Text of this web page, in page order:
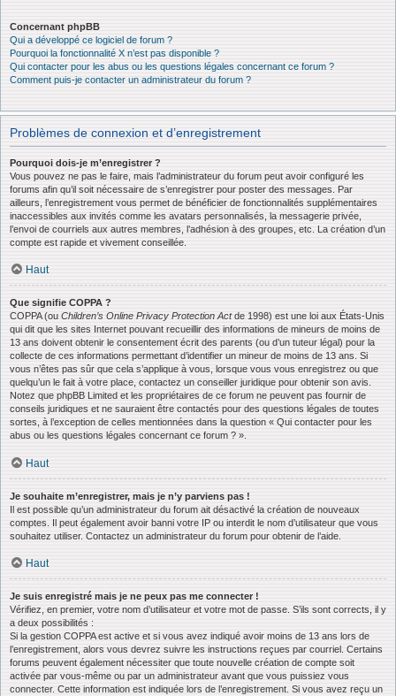
Concernant phpBB
Qui a développé ce logiciel de forum ?
Pourquoi la fonctionnalité X n’est pas disponible ?
Qui contacter pour les abus ou les questions légales concernant ce forum ?
Comment puis-je contacter un administrateur du forum ?
Problèmes de connexion et d’enregistrement
Pourquoi dois-je m’enregistrer ?
Vous pouvez ne pas le faire, mais l’administrateur du forum peut avoir configuré les
forums afin qu’il soit nécessaire de s’enregistrer pour poster des messages. Par
ailleurs, l’enregistrement vous permet de bénéficier de fonctionnalités supplémentaires
inaccessibles aux invités comme les avatars personnalisés, la messagerie privée,
l’envoi de courriels aux autres membres, l’adhésion à des groupes, etc. La création d’un
compte est rapide et vivement conseillée.
Haut
Que signifie COPPA ?
COPPA (ou Children’s Online Privacy Protection Actde 1998) est une loi aux États-Unis
qui dit que les sites Internet pouvant recueillir des informations de mineurs de moins de
13 ans doivent obtenir le consentement écrit des parents (ou d’un tuteur légal) pour la
collecte de ces informations permettant d’identifier un mineur de moins de 13 ans. Si
vous n’êtes pas sûr que cela s’applique à vous, lorsque vous vous enregistrez ou que
quelqu’un le fait à votre place, contactez un conseiller juridique pour obtenir son avis.
Notez que phpBB Limited et les propriétaires de ce forum ne peuvent pas fournir de
conseils juridiques et ne sauraient être contactés pour des questions légales de toutes
sortes, à l’exception de celles mentionnées dans la question « Qui contacter pour les
abus ou les questions légales concernant ce forum ? ».
Haut
Je souhaite m’enregistrer, mais je n’y parviens pas !
Il est possible qu’un administrateur du forum ait désactivé la création de nouveaux
comptes. Il peut également avoir banni votre IP ou interdit le nom d’utilisateur que vous
souhaitez utiliser. Contactez un administrateur du forum pour obtenir de l’aide.
Haut
Je suis enregistré mais je ne peux pas me connecter !
Vérifiez, en premier, votre nom d’utilisateur et votre mot de passe. S’ils sont corrects, il y
a deux possibilités :
Si la gestion COPPA est active et si vous avez indiqué avoir moins de 13 ans lors de
l’enregistrement, alors vous devrez suivre les instructions reçues par courriel. Certains
forums peuvent également nécessiter que toute nouvelle création de compte soit
activée par vous-même ou par un administrateur avant que vous puissiez vous
connecter. Cette information est indiquée lors de l’enregistrement. Si vous avez reçu un